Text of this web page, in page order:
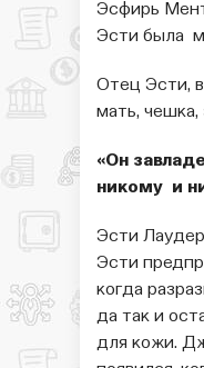
Эсфирь
Эсти была
Отец Эсти,
мать,
«Он
никому и
Эсти Лаудер
Эсти
когда
да так и
для кожи.